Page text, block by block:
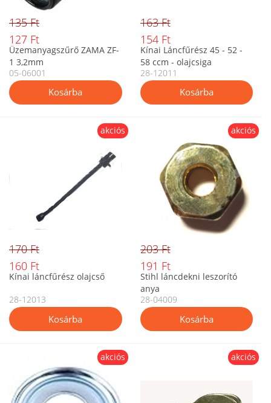
135 Ft
127 Ft
Üzemanyagszűrő ZAMA ZF-
1 3,2mm
05-06001
163 Ft
154 Ft
Kínai Láncfűrész 45 - 52 -
58 ccm - olajcsiga
28-12011
akciós
170 Ft
160 Ft
Kínai láncfűrész olajcső
28-12013
akciós
203 Ft
191 Ft
Stihl láncdekni leszorító
anya
28-04009
akciós akciós